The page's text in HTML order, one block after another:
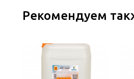
Рекомендуем